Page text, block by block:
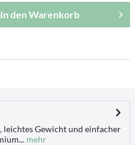
In den Warenkorb
leichtes Gewicht und einfacher
mehr